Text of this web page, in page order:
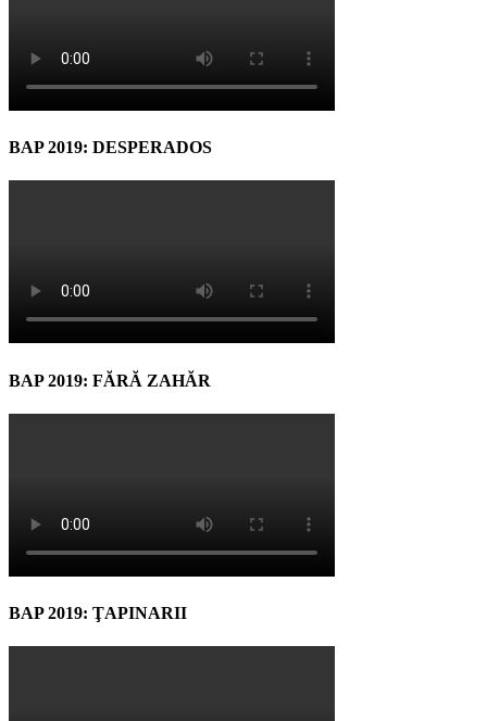
BAP 2019: DESPERADOS
BAP 2019: FĂRĂ ZAHĂR
BAP 2019: ŢAPINARII